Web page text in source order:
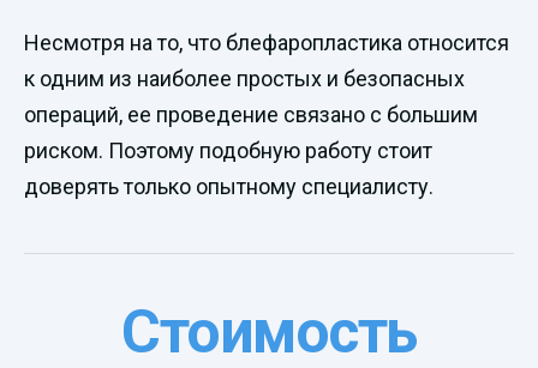
Несмотря на то, что блефаропластика относится
к одним из наиболее простых и безопасных
операций, ее проведение связано с большим
риском. Поэтому подобную работу стоит
доверять только опытному специалисту.
Стоимость